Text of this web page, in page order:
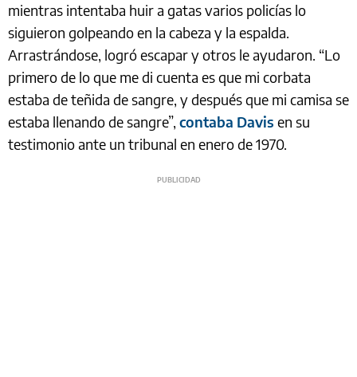
mientras intentaba huir a gatas varios policías lo
siguieron golpeando en la cabeza y la espalda.
Arrastrándose, logró escapar y otros le ayudaron. “Lo
primero de lo que me di cuenta es que mi corbata
estaba de teñida de sangre, y después que mi camisa se
estaba llenando de sangre”, contaba Davis en su
testimonio ante un tribunal en enero de 1970.